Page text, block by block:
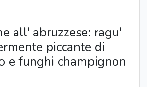
all' abruzzese: ragu'
piccante di
e funghi champignon